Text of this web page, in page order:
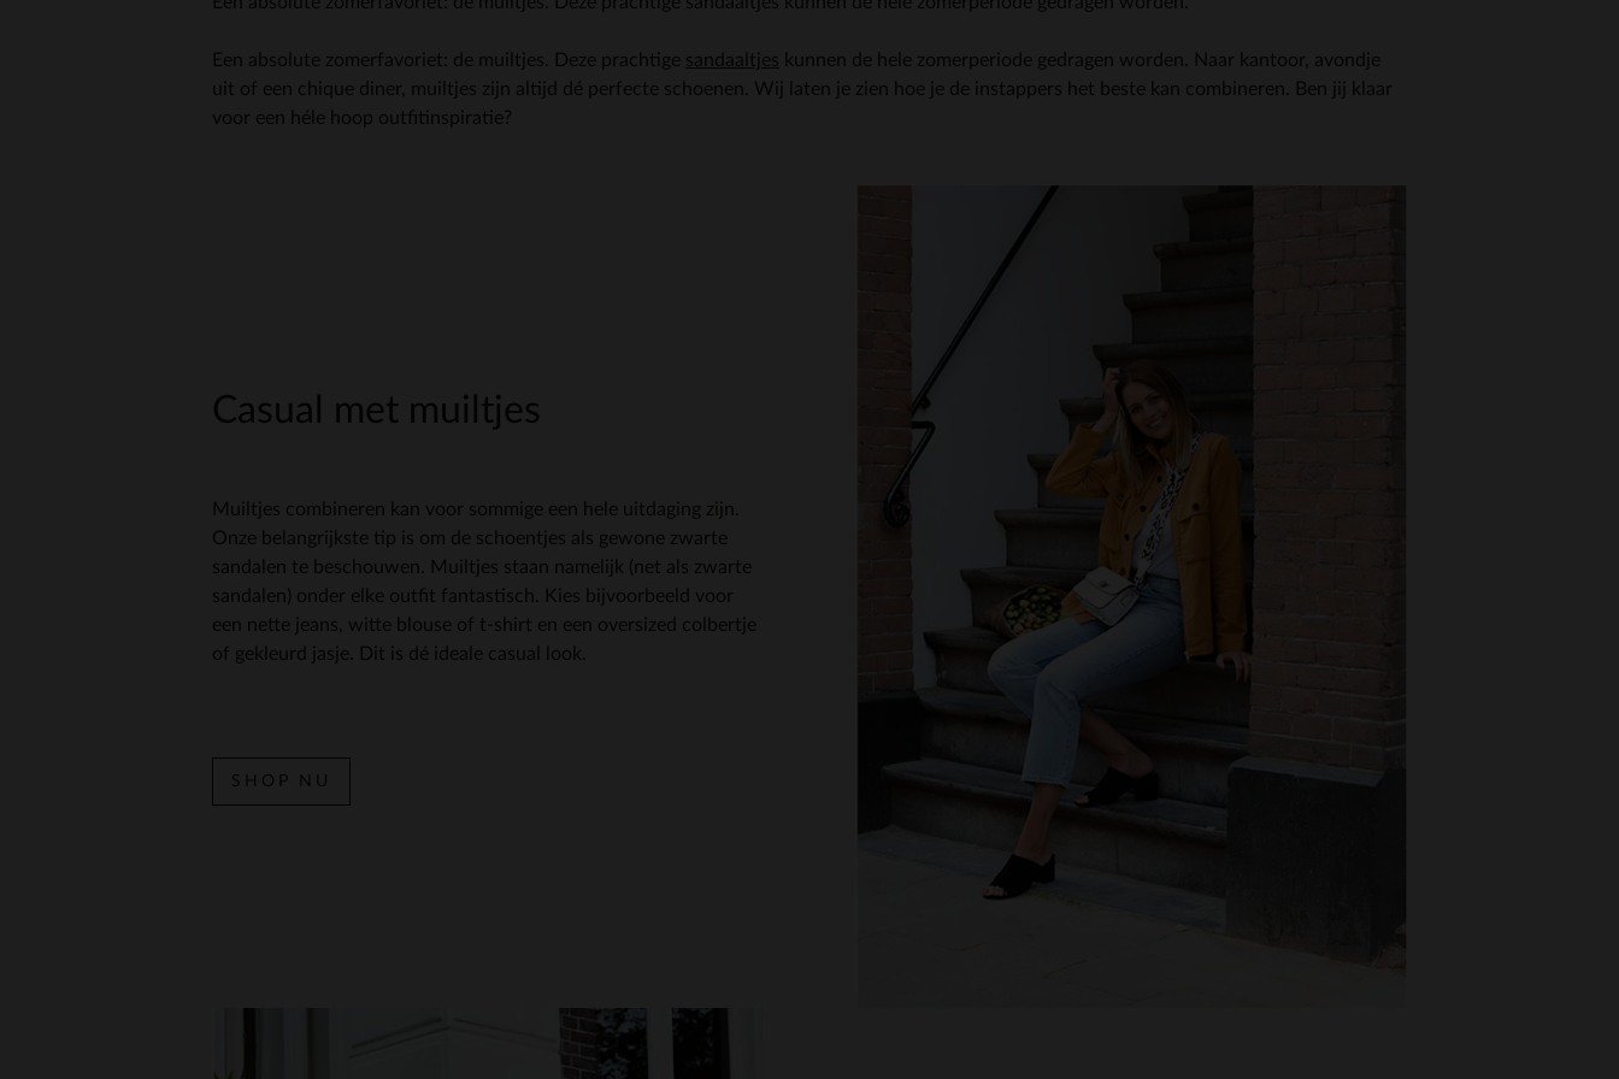
Een absolute zomerfavoriet: de muiltjes. Deze prachtige sandaaltjes kunnen de hele zomerperiode gedragen worden. Naar kantoor, avondje
uit of een chique diner, muiltjes zijn altijd dé perfecte schoenen. Wij laten je zien hoe je de instappers het beste kan combineren. Ben jij klaar
voor een héle hoop outfitinspiratie?
Casual met muiltjes
Muiltjes combineren kan voor sommige een hele uitdaging zijn.
Onze belangrijkste tip is om de schoentjes als gewone zwarte
sandalen te beschouwen. Muiltjes staan namelijk (net als zwarte
sandalen) onder elke outfit fantastisch. Kies bijvoorbeeld voor
een nette jeans, witte blouse of t-shirt en een oversized colbertje
of gekleurd jasje. Dit is dé ideale casual look.
SHOP NU